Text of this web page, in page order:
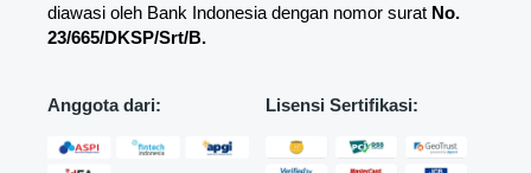
diawasi oleh Bank Indonesia dengan nomor surat No.
23/665/DKSP/Srt/B.
Anggota dari: Lisensi Sertifikasi: